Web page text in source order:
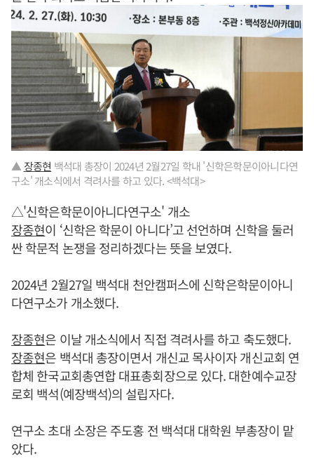
▲ 장종현 백석대 총장이 2024년 2월27일 학내 '신학은학문이아니다연
구소' 개소식에서 격려사를 하고 있다. <백석대>
△'신학은학문이아니다연구소' 개소
장종현이 ‘신학은 학문이 아니다’고 선언하며 신학을 둘러
싼 학문적 논쟁을 정리하겠다는 뜻을 보였다.
2024년 2월27일 백석대 천안캠퍼스에 신학은학문이아니
다연구소가 개소했다.
장종현은 이날 개소식에서 직접 격려사를 하고 축도했다.
장종현은 백석대 총장이면서 개신교 목사이자 개신교회 연
합체 한국교회총연합 대표총회장으로 있다. 대한예수교장
로회 백석(예장백석)의 설립자다.
연구소 초대 소장은 주도홍 전 백석대 대학원 부총장이 맡
았다.